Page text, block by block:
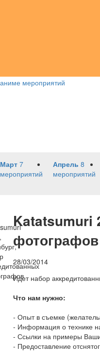
Март 7
мероприятий
Апрель 8
мероприятий
Katatsumuri
фотографов
28/03/2014
Идет набор
Что нам нужно:
- Опыт в съемке
- Информация о технике
- Ссылки на примеры
- Предоставление